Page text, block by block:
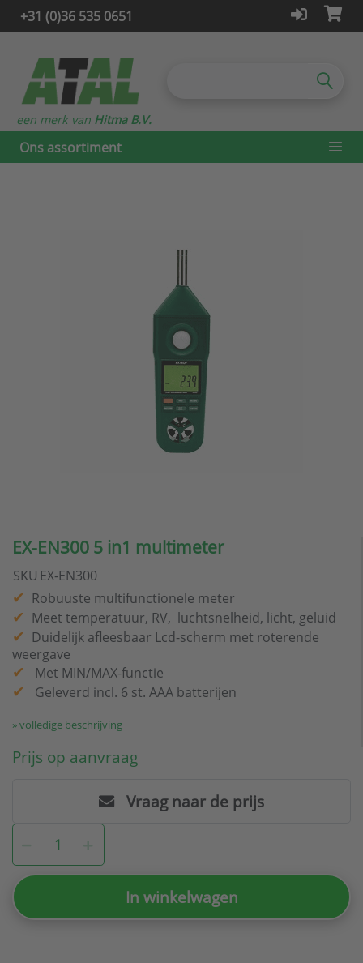
+31 (0)36 535 0651
Ons assortiment
een merk van Hitma B.V.
EX-EN300 5 in1 multimeter
SKU EX-EN300
Robuuste multifunctionele meter
Meet temperatuur, RV, luchtsnelheid, licht, geluid
Duidelijk afleesbaar Lcd-scherm met roterende
weergave
Met MIN/MAX-functie
Geleverd incl. 6 st. AAA batterijen
» volledige beschrijving
Prijs op aanvraag
Vraag naar de prijs
In winkelwagen